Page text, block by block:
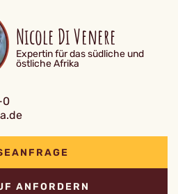
Nicole Di Venere
Expertin für das südliche und
östliche Afrika
0
ANFORDERN